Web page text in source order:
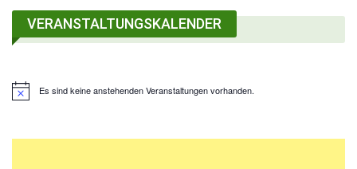
VERANSTALTUNGSKALENDER
Es sind keine anstehenden Veranstaltungen vorhanden.